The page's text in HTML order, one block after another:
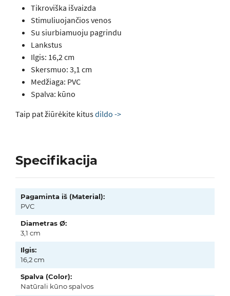
Tikroviška išvaizda
Stimuliuojančios venos
Su siurbiamuoju pagrindu
Lankstus
Ilgis: 16,2 cm
Skersmuo: 3,1 cm
Medžiaga: PVC
Spalva: kūno
Taip pat žiūrėkite kitusdildo ->
Specifikacija
Pagaminta iš (Material):
PVC
Diametras Ø:
3,1 cm
Ilgis:
16,2 cm
Spalva (Color):
Natūrali kūno spalvos